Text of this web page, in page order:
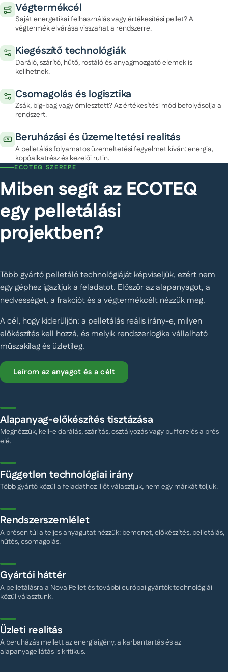
Végtermékcél
Saját energetikai felhasználás vagy értékesítési pellet? A
végtermék elvárása visszahat a rendszerre.
Kiegészítő technológiák
Daráló, szárító, hűtő, rostáló és anyagmozgató elemek is
kellhetnek.
Csomagolás és logisztika
Zsák, big-bag vagy ömlesztett? Az értékesítési mód befolyásolja a
rendszert.
Beruházási és üzemeltetési realitás
A pelletálás folyamatos üzemeltetési fegyelmet kíván: energia,
kopóalkatrész és kezelői rutin.
ECOTEQ SZEREPE
Miben segít az ECOTEQ
egy pelletálási
projektben?
Több gyártó pelletáló technológiáját képviseljük, ezért nem
egy géphez igazítjuk a feladatot. Először az alapanyagot, a
nedvességet, a frakciót és a végtermékcélt nézzük meg.
A cél, hogy kiderüljön: a pelletálás reális irány-e, milyen
előkészítés kell hozzá, és melyik rendszerlogika vállalható
műszakilag és üzletileg.
Leírom az anyagot és a célt
Alapanyag-előkészítés tisztázása
Megnézzük, kell-e darálás, szárítás, osztályozás vagy pufferelés a prés
elé.
Független technológiai irány
Több gyártó közül a feladathoz illőt választjuk, nem egy márkát toljuk.
Rendszerszemlélet
A présen túl a teljes anyagutat nézzük: bemenet, előkészítés, pelletálás,
hűtés, csomagolás.
Gyártói háttér
A pelletálásra a Nova Pellet és további európai gyártók technológiái
közül választunk.
Üzleti realitás
A beruházás mellett az energiaigény, a karbantartás és az
alapanyagellátás is kritikus.